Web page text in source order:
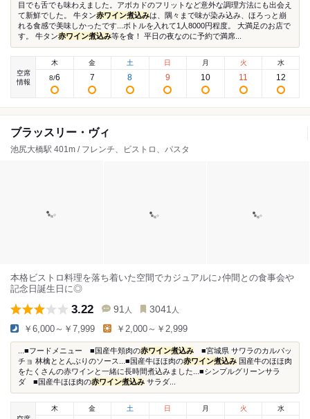
目でも舌でも味わえました。アボカドのフリットなど意外な調理方法にも出会え
て新鮮でした。 牛タン赤ワイン煮込みは、隅々まで味が染み込み、ほろっと崩
れる食感で美味しかったです...ボトルを入れて1人8000円程度。 大満足のお店で
す。 牛タン赤ワイン煮込み等を食！ 平日の夜なのに予約で満席...
空席
情報
木
8/6
金
7
土
8
日
9
月
10
火
11
水
12
ブラッスリー・ヴィ
池尻大橋駅 401m / フレンチ、ビストロ、パスタ
本格ビストロ料理を落ち着いた空間でカジュアルに♪仲間との食事会や
記念日誕生日に◎
3.22 91 人 3041 人
￥6,000～￥7,999 ￥2,000～￥2,999
...■フードメニュー ■国産牛頬肉の赤ワイン煮込み ■宮城県 サワラのカルパッ
チョ 林檎ととんぶりのソース...■国産牛ほほ肉の赤ワイン煮込み 国産牛のほほ肉
をたくさんの赤ワインと一緒に長時間煮込みました...■シンプルグリーンサラ
ダ ■国産牛ほほ肉の赤ワイン煮込み サラダ...
木 金 土 日 月 火 水